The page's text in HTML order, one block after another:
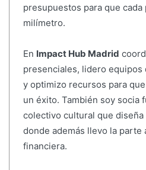
presupuestos para que
milímetro.
En Impact Hub Madrid
presenciales, lidero equipos
y optimizo recursos para
un éxito. También soy socia
colectivo cultural que
donde además llevo la parte
financiera.